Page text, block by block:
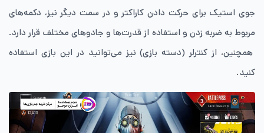
جوی استیک برای حرکت دادن کاراکتر و در سمت دیگر نیز، دکمه‌های
مربوط به ضربه زدن و استفاده از قدرت‌ها و جادوهای مختلف قرار دارد.
همچنین، از کنترلر (دسته بازی) نیز می‌توانید در این بازی استفاده
کنید.